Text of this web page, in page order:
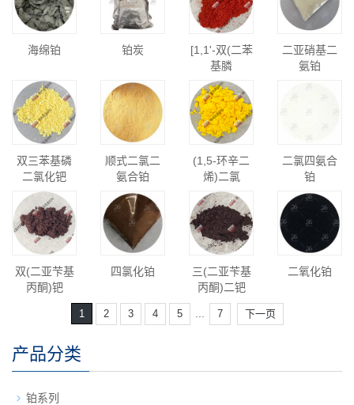
海绵铂 铂炭
[1,1'-双(二苯
基膦
二亚硝基二
氨铂
双三苯基磷
二氯化钯
顺式二氯二
氨合铂
(1,5-环辛二
烯)二氯
二氯四氨合
铂
双(二亚芐基
丙酮)钯
四氯化铂
三(二亚苄基
丙酮)二钯
二氧化铂
1 2 3 4 5 7 下一页
产品分类
铂系列